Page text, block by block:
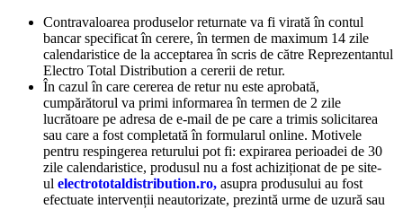
Contravaloarea produselor returnate va fi virată în contul
bancar specificat în cerere, în termen de maximum 14 zile
calendaristice de la acceptarea în scris de către Reprezentantul
Electro Total Distribution a cererii de retur.
În cazul în care cererea de retur nu este aprobată,
cumpărătorul va primi informarea în termen de 2 zile
lucrătoare pe adresa de e-mail de pe care a trimis solicitarea
sau care a fost completată în formularul online. Motivele
pentru respingerea returului pot fi: expirarea perioadei de 30
zile calendaristice, produsul nu a fost achiziționat de pe site-
ul electrototaldistribution.ro, asupra produsului au fost
efectuate intervenții neautorizate, prezintă urme de uzură sau